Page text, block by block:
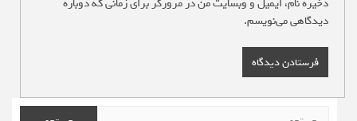
ذخیره نام، ایمیل و وبسایت من در مرورگر برای زمانی که دوباره
دیدگاهی می‌نویسم.